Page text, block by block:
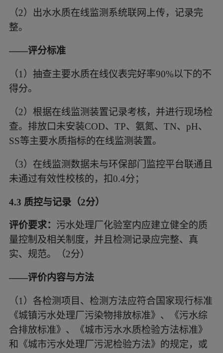
（2） 出水水质在线监测系统联网上传，记录完
整。
——评分标准
（1） 抽查主要水质在线仪表完好率90%以下的不
得分。
（2） 根据在线监测装置记录考核，并进行现场检
查。排放口未安装COD、TP、氨氮、TN、pH、
SS等主要水质指标的在线监测装置。
（3） 在线监测数据未与环保部门监控平台联通且
未通过有效性校核的，扣0.4分；
4.3 质控与记录（2分）
评价要求： 污水处理厂化验室内应建立健全的质
量控制及相关制度，并且检测记录应完整、真
实、规范。（2分）
——评价内容与方法
（1） 各检测项目、检测方法应符合国家现行标准
《城镇污水处理厂污染物排放标准》、《污水综
合排放标准》、《城市污水水质检验方法标准》
和《城市污水处理厂污泥检验方法》的规定，或